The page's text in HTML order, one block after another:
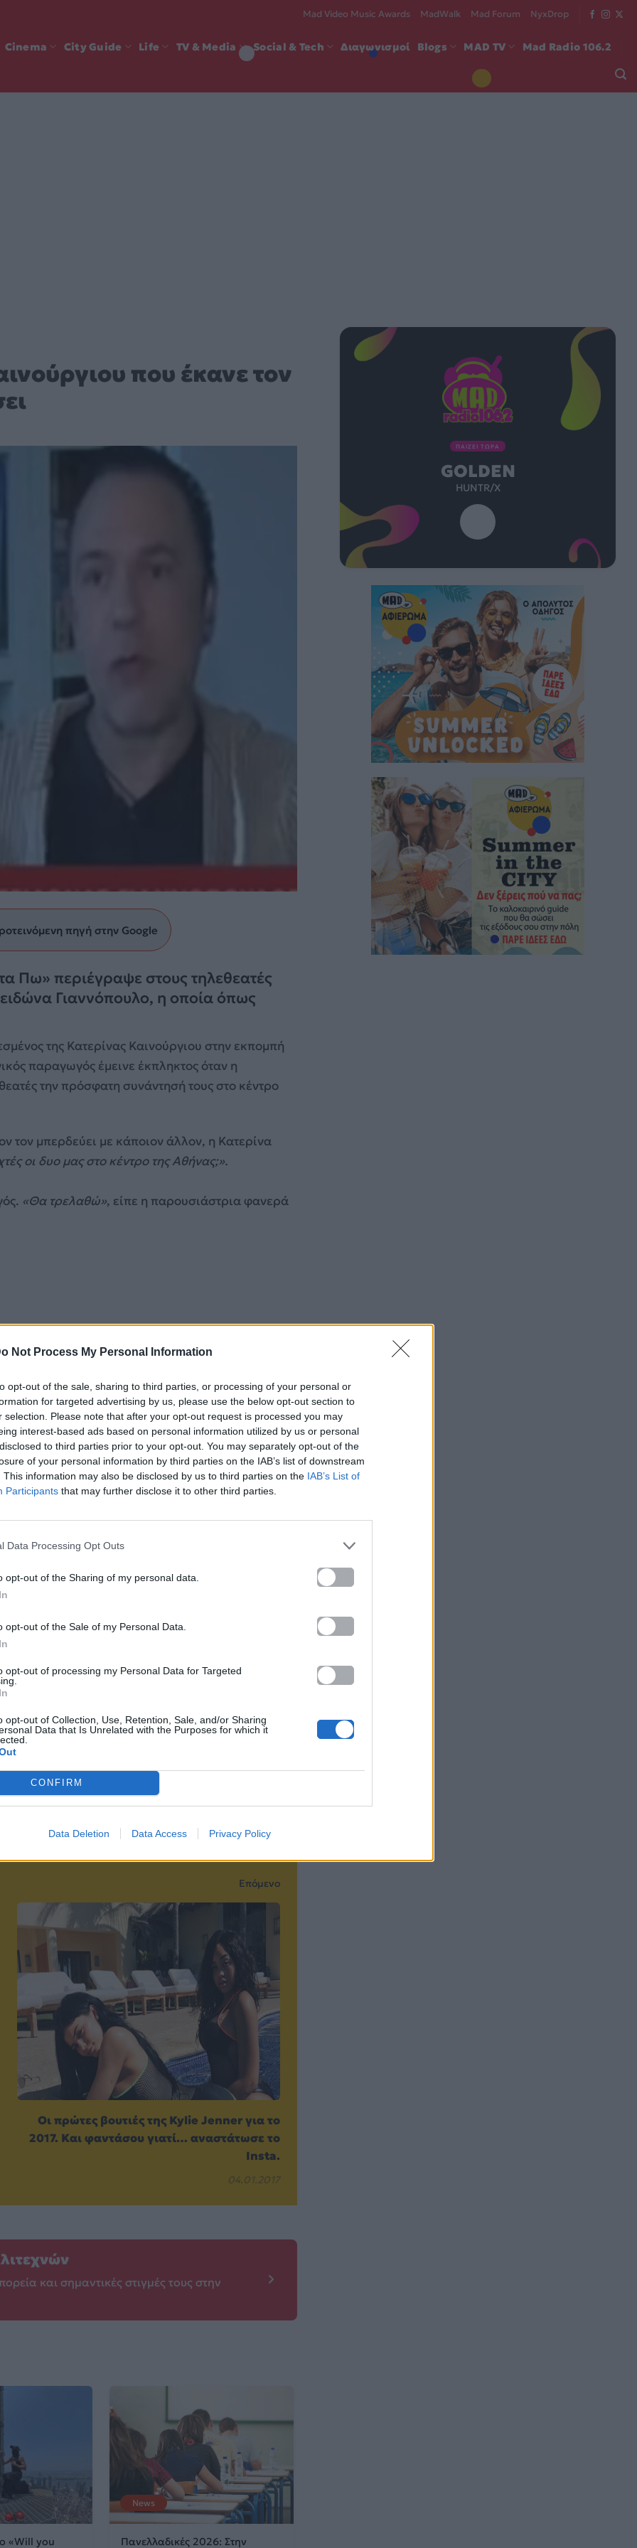
Not Process My Personal Information
opt-out of the sale, sharing to third parties, or processing of your personal or
for targeted advertising by us, please use the below opt-out section to
selection. Please note that after your opt-out request is processed you may
interest-based ads based on personal information utilized by us or personal
to third parties prior to your opt-out. You may separately opt-out of the
of your personal information by third parties on the IAB’s list of downstream
This information may also be disclosed by us to third parties on the IAB’s List of
Participants that may further disclose it to other third parties.
Data Processing Opt Outs
opt-out of the Sharing of my personal data.
opt-out of the Sale of my Personal Data.
opt-out of processing my Personal Data for Targeted
opt-out of Collection, Use, Retention, Sale, and/or Sharing
Data that Is Unrelated with the Purposes for which it
CONFIRM
Data Deletion Data Access Privacy Policy
Mad Video Music Awards MadWalk Mad Forum NyxDrop
Cinema City Guide Life TV & Media Social & Tech Διαγωνισμοί Blogs MAD TV Mad Radio 106.2
που έκανε τον
πηγή στην Google
Πω» περιέγραψε στους τηλεθεατές
Γιαννόπουλο, η οποία όπως
της Κατερίνας Καινούργιου στην εκπομπή
παραγωγός έμεινε έκπληκτος όταν η
την πρόσφατη συνάντησή τους στο κέντρο
τον μπερδεύει με κάποιον άλλον, η Κατερίνα
οι δυο μας στο κέντρο της Αθήνας;».
«Θα τρελαθώ», είπε η παρουσιάστρια φανερά
με τοMad.gr, επισκεφτείτε μας στοFacebook
2
News
το άρθρο
Επόμενο
Οι πρώτες βουτιές της Kylie Jenner για το
2017. Και φαντάσου γιατί… αναστάτωσε το
Insta.
04.01.2017
και σημαντικές στιγμές τους στην
«Will you
News
Πανελλαδικές 2026: Στην
ΠΑΙΖΕΙ ΤΩΡΑ
GOLDEN
HUNTR/X